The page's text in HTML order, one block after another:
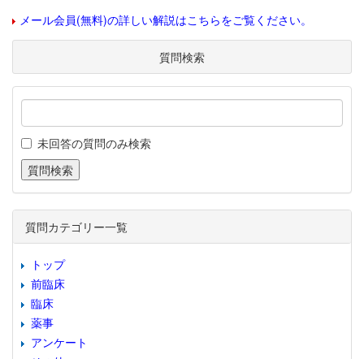
メール会員(無料)の詳しい解説はこちらをご覧ください。
質問検索
未回答の質問のみ検索
質問カテゴリー一覧
トップ
前臨床
臨床
薬事
アンケート